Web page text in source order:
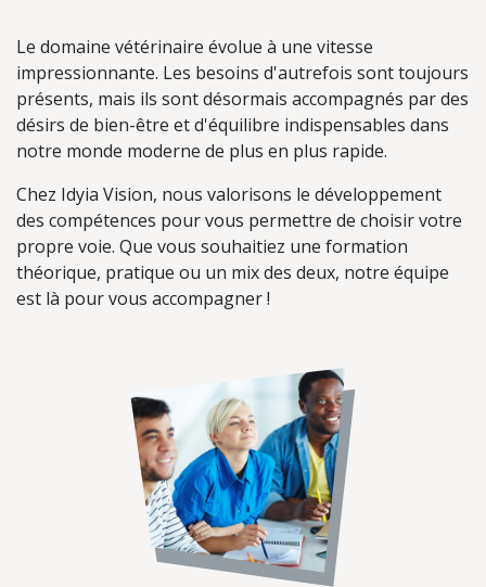
Le domaine vétérinaire évolue à une vitesse
impressionnante. Les besoins d'autrefois sont toujours
présents, mais ils sont désormais accompagnés par des
désirs de bien-être et d'équilibre indispensables dans
notre monde moderne de plus en plus rapide.
Chez Idyia Vision, nous valorisons le développement
des compétences pour vous permettre de choisir votre
propre voie. Que vous souhaitiez une formation
théorique, pratique ou un mix des deux, notre équipe
est là pour vous accompagner !